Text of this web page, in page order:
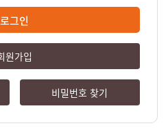
로그인
원가입
비밀번호 찾기